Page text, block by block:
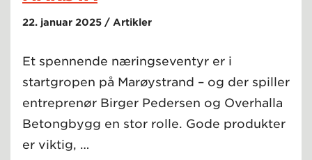
22. januar 2025 / Artikler
Et spennende næringseventyr er i
startgropen på Marøystrand – og der spiller
entreprenør Birger Pedersen og Overhalla
Betongbygg en stor rolle. Gode produkter
er viktig, …